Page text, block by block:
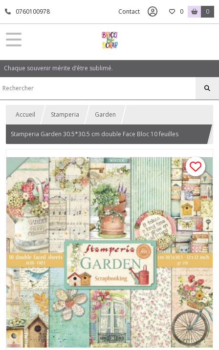
0760100978 Contact 0 0
Chaque souvenir mérite d’être sublimé.
Accueil Stamperia Garden
Stamperia Garden 30.5*30.5 cm double Face Bloc 10 feuilles